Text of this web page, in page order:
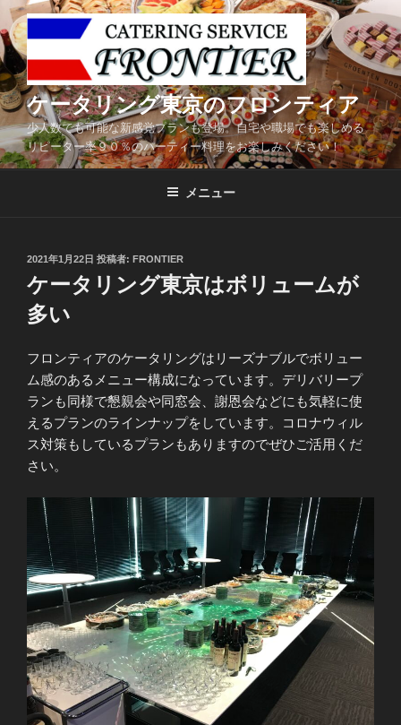
コ
ン
テ
ン
ツ
へ
キ
ケータリング東京のフロンティア
少人数でも可能な新感覚プランも登場。自宅や職場でも楽しめる
リピーター率９０％のパーティー料理をお楽しみください！
メニュー
投
稿
日:
2021年1月22日 投稿者: FRONTIER
ケータリング東京はボリュームが
多い
フロンティアのケータリングはリーズナブルでボリュー
ム感のあるメニュー構成になっています。デリバリープ
ランも同様で懇親会や同窓会、謝恩会などにも気軽に使
えるプランのラインナップをしています。コロナウィル
ス対策もしているプランもありますのでぜひご活用くだ
さい。